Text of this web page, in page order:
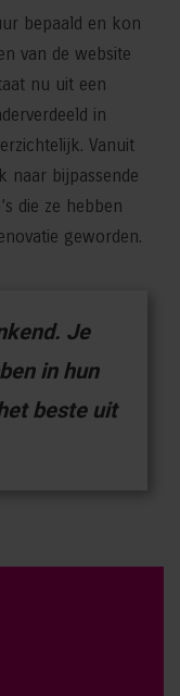
bepaald en kon
van de website
nu uit een
in
Vanuit
naar bijpassende
die ze hebben
geworden.
Je
in hun
beste uit